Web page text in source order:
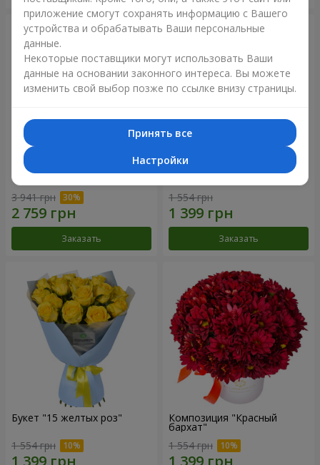
Букет "Крещатик"
3 941 грн
Заказать
Букет "Мы и лето"
1 554 грн
Заказать
Букет "15 желтых роз"
1 554 грн
Композиция "Красный
бархат"
1 554 грн
приложение смогут сохранять информацию с Вашего
устройства и обрабатывать Ваши персональные
данные.
Некоторые поставщики могут использовать Ваши
данные на основании законного интереса. Вы можете
изменить свой выбор позже по ссылке внизу страницы.
Принять все
Настройки